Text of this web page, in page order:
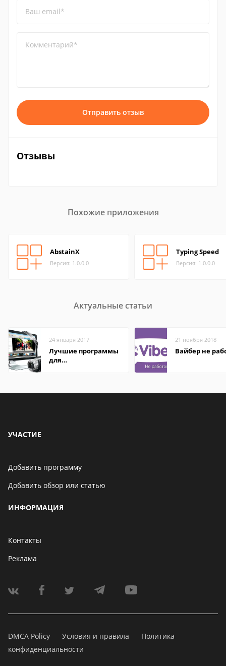
Ваш email*
Комментарий*
Отправить отзыв
Отзывы
Похожие приложения
AbstainX
Версия: 1.0.0.0
Typing Speed
Версия: 1.0.0.0
Актуальные статьи
24 января 2017
Лучшие программы
для
21 ноября 2018
Вайбер не
УЧАСТИЕ
Добавить программу
Добавить обзор или статью
ИНФОРМАЦИЯ
Контакты
Реклама
DMCA Policy Условия и правила
Политика
конфиденциальности